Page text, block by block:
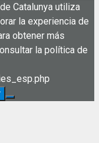
Catalunya utiliza
la experiencia de
obtener más
la política de